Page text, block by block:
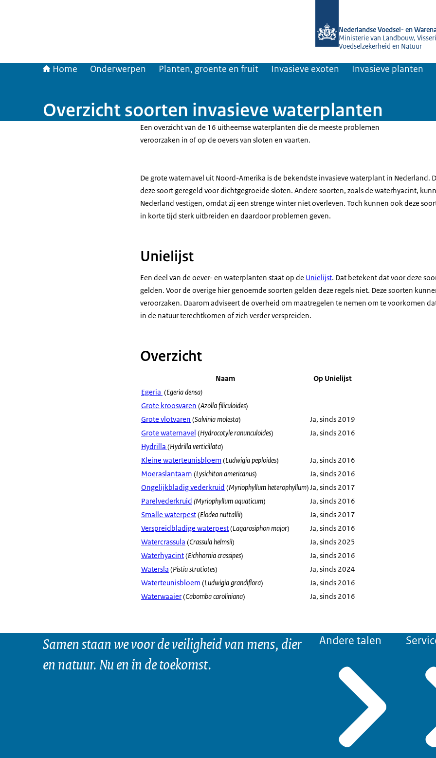
Nederlandse Voedsel- en
Ministerie van Landbouw,
Voedselzekerheid en Natuur
Home Onderwerpen Planten, groente en fruit Invasieve exoten Invasieve planten
Overzicht soorten invasieve waterplanten
Een overzicht van de 16 uitheemse waterplanten die de meeste problemen
veroorzaken in of op de oevers van sloten en vaarten.
De grote waternavel uit Noord-Amerika is de bekendste invasieve waterplant in Nederland.
deze soort geregeld voor dichtgegroeide sloten. Andere soorten, zoals de waterhyacint,
Nederland vestigen, omdat zij een strenge winter niet overleven. Toch kunnen ook deze
in korte tijd sterk uitbreiden en daardoor problemen geven.
Unielijst
Een deel van de oever- en waterplanten staat op de Unielijst. Dat betekent dat voor deze
gelden. Voor de overige hier genoemde soorten gelden deze regels niet. Deze soorten
veroorzaken. Daarom adviseert de overheid om maatregelen te nemen om te voorkomen
in de natuur terechtkomen of zich verder verspreiden.
Overzicht
Naam
Op Unielijst
Egeria (Egeria densa)
Grote kroosvaren (Azolla filiculoides)
Grote vlotvaren (Salvinia molesta)
Ja, sinds 2019
Grote waternavel (Hydrocotyle ranunculoides)
Ja, sinds 2016
Hydrilla (Hydrilla verticillata)
Kleine waterteunisbloem (Ludwigia peploides)
Ja, sinds 2016
Moeraslantaarn (Lysichiton americanus)
Ja, sinds 2016
Ongelijkbladig vederkruid (Myriophyllum heterophyllum)Ja, sinds 2017
Parelvederkruid (Myriophyllum aquaticum)
Ja, sinds 2016
Smalle waterpest(Elodea nuttallii)
Ja, sinds 2017
Verspreidbladige waterpest(Lagarosiphon major)
Ja, sinds 2016
Watercrassula (Crassula helmsii)
Ja, sinds 2025
Waterhyacint(Eichhornia crassipes)
Ja, sinds 2016
Watersla (Pistia stratiotes)
Ja, sinds 2024
Waterteunisbloem (Ludwigia grandiflora)
Ja, sinds 2016
Waterwaaier(Cabomba caroliniana) Ja, sinds 2016
Samen staan we voor de veiligheid van mens, dier
en natuur. Nu en in de toekomst.
Andere talen